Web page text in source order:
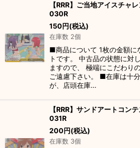
絞り込む
【RRR】ご当地アイスチ
030R
150円(税込)
在庫数 2個
■商品について 1枚の金額に
トです。 中古品の状態に対
ますので、 極端にこだわり
ご遠慮下さい。 ■在庫は十
が、店頭在庫…
【RRR】サンドアートコ
031R
200円(税込)
在庫数 3個